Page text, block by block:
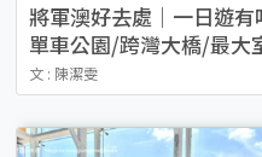
將軍澳好去處｜一日遊
單車公園/跨灣大橋/最大
文 : 陳潔雯